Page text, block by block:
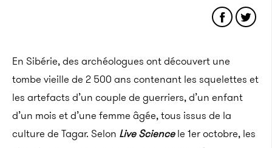
En Sibérie, des archéologues ont découvert une
tombe vieille de 2 500 ans contenant les squelettes et
les artefacts d’un couple de guerriers, d’un enfant
d’un mois et d’une femme âgée, tous issus de la
culture de Tagar. Selon Live Sciencele 1er octobre, les